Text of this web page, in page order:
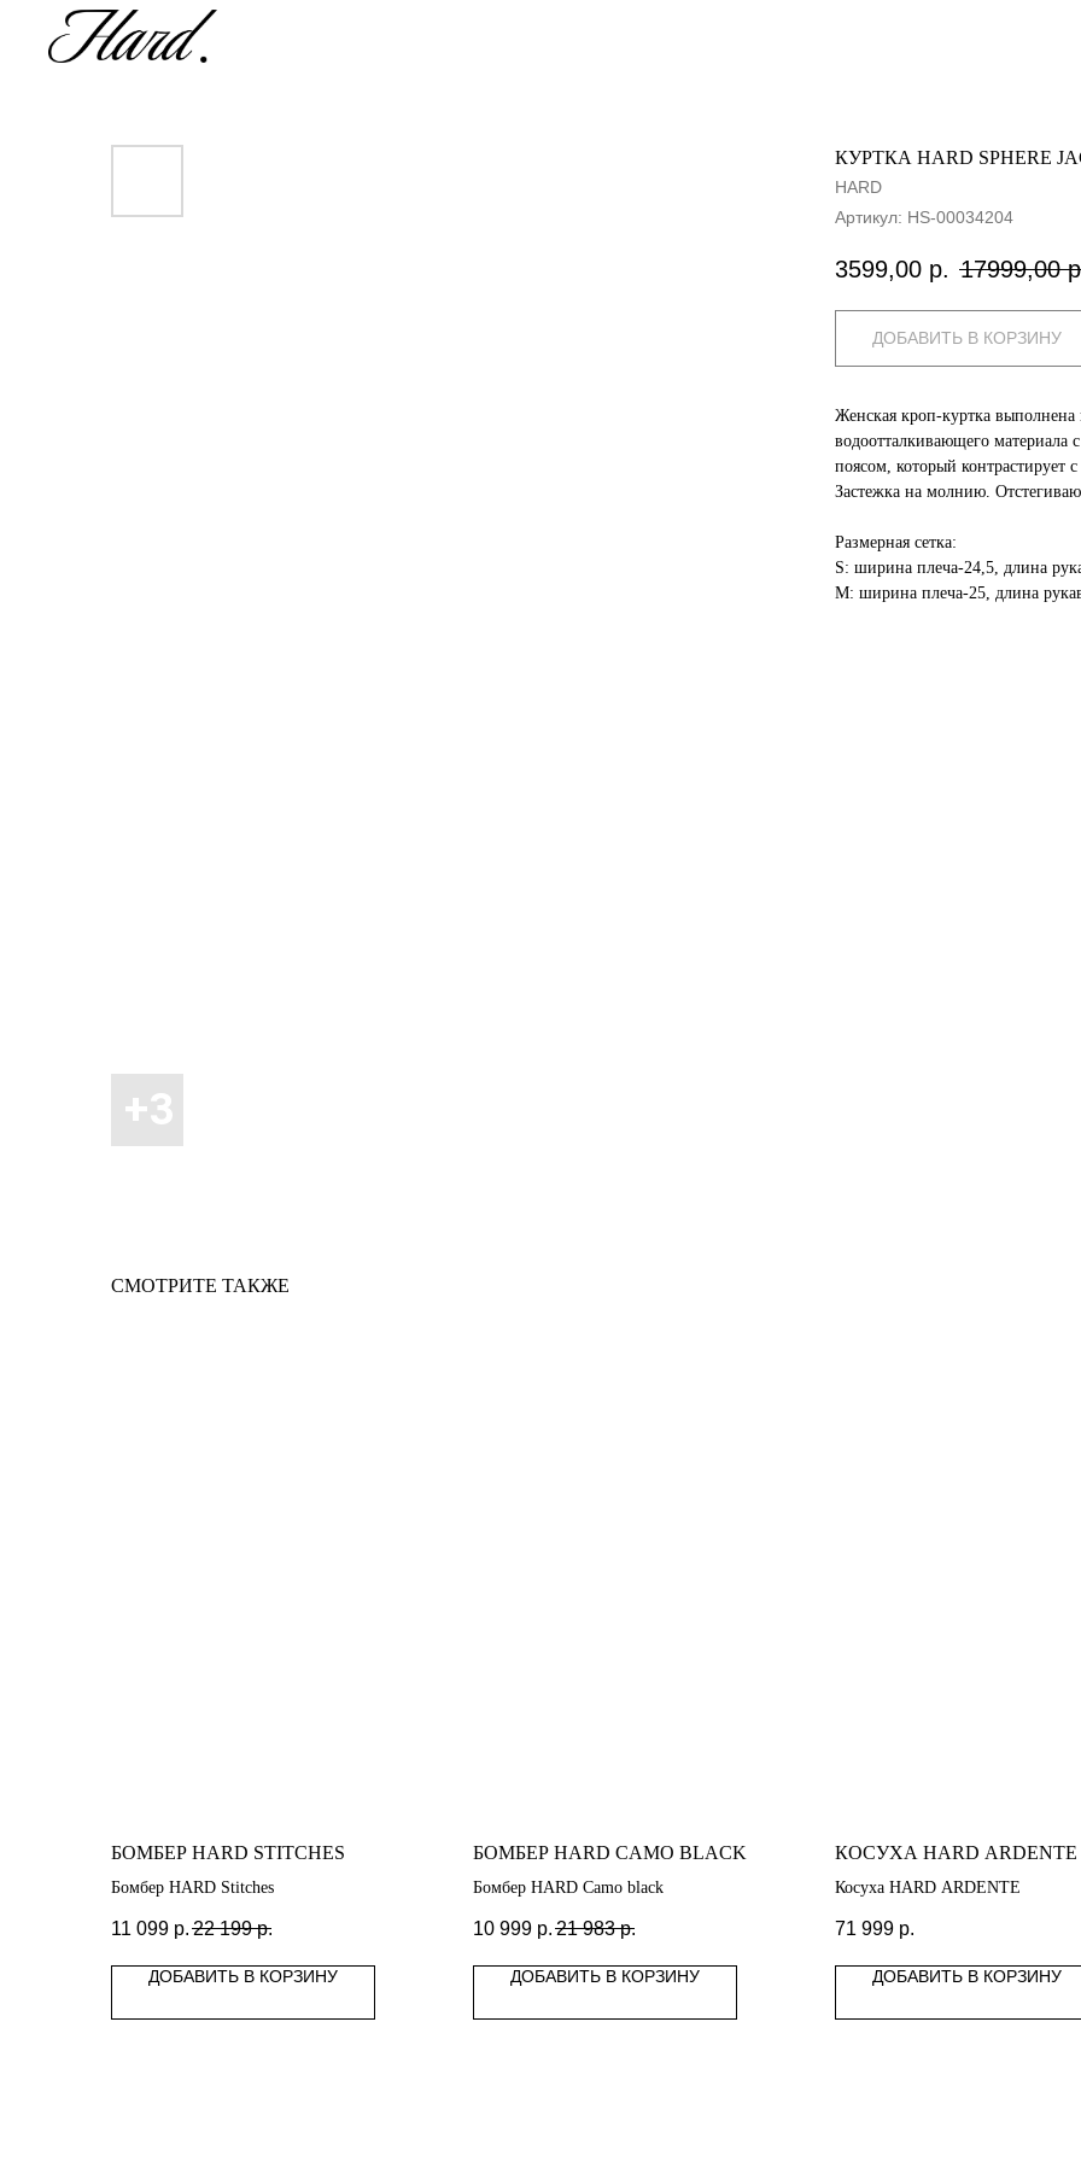
КУРТКА HARD SPHERE
HARD
Артикул: HS-00034204
3599,00 р. 17999,00
ДОБАВИТЬ В КОРЗИНУ
Женская кроп-куртка выполнена
водоотталкивающего
поясом, который контрастирует
Застежка на молнию.
Размерная сетка:
S: ширина плеча-24,5, длина
M: ширина плеча-25, длина
СМОТРИТЕ ТАКЖЕ
БОМБЕР HARD STITCHES
Бомбер HARD Stitches
11 099 р. 22 199 р.
ДОБАВИТЬ В КОРЗИНУ
БОМБЕР HARD CAMO BLACK
Бомбер HARD Camo black
10 999 р. 21 983 р.
ДОБАВИТЬ В КОРЗИНУ
КОСУХА HARD ARDENTE
Косуха HARD ARDENTE
71 999 р.
ДОБАВИТЬ В КОРЗИНУ